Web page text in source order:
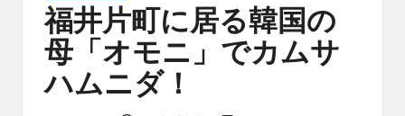
in
福井片町に居る韓国の
母「オモニ」でカムサ
ハムニダ！